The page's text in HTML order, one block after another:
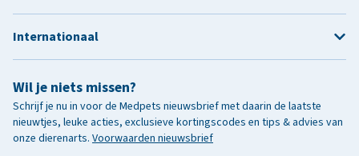
Wil je niets missen?
Schrijf je nu in voor de Medpets nieuwsbrief met daarin de laatste
nieuwtjes, leuke acties, exclusieve kortingscodes en tips & advies van
onze dierenarts. Voorwaarden nieuwsbrief
Internationaal